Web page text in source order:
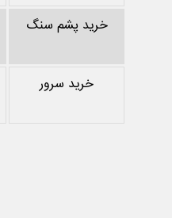
خرید پشم سنگ
خرید سرور